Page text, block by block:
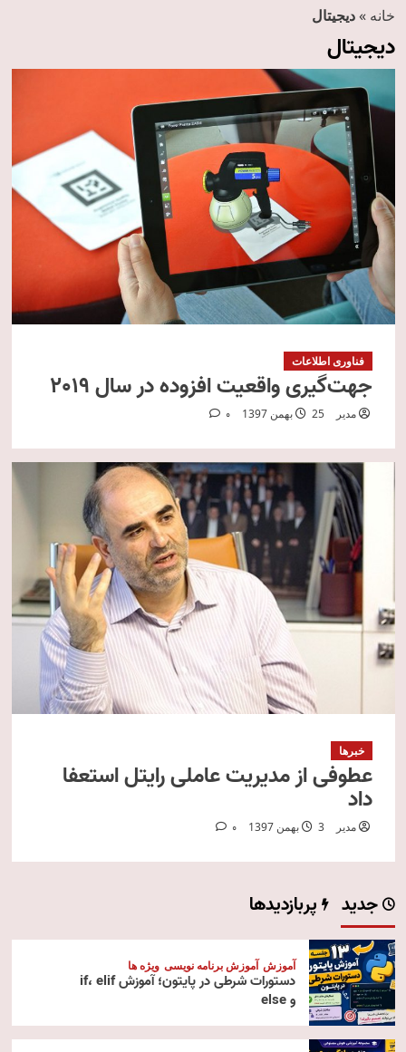
خانه »دیجیتال
دیجیتال
فناوری اطلاعات
جهت‌گیری واقعیت افزوده در سال 2019
مدیر 25 بهمن 1397 0
خبرها
عطوفی از مدیریت عاملی رایتل استعفا
داد
مدیر 3 بهمن 1397 0
جدید پربازدیدها
آموزش آموزش برنامه نویسی ویژه ها
دستورات شرطی در پایتون؛ آموزش if، elif
و else